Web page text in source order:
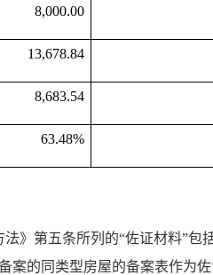
8,000.00
13,678.84
8,683.54
63.48%
》第五条所列的“佐证材料”
的同类型房屋的备案表作为佐